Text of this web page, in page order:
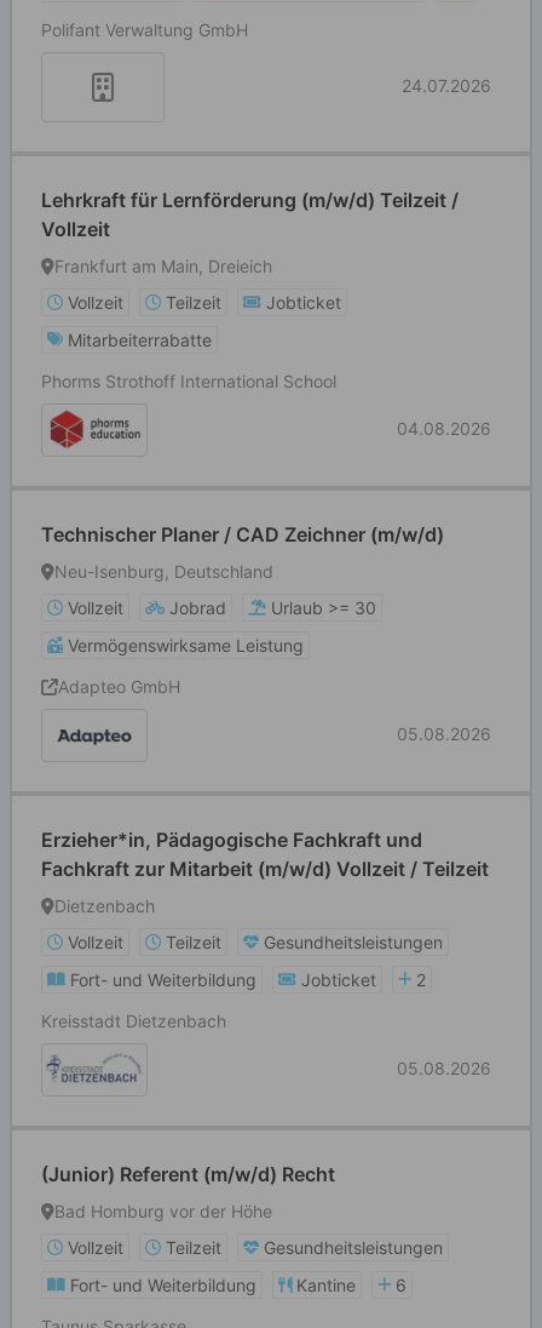
Polifant Verwaltung GmbH
24.07.2026
Lehrkraft für Lernförderung (m/w/d) Teilzeit /
Vollzeit
Frankfurt am Main, Dreieich
Vollzeit
Teilzeit
Jobticket
Mitarbeiterrabatte
Phorms Strothoff International School
04.08.2026
Technischer Planer / CAD Zeichner (m/w/d)
Neu-Isenburg, Deutschland
Vollzeit
Jobrad
Urlaub >= 30
Vermögenswirksame Leistung
Adapteo GmbH
05.08.2026
Erzieher*in, Pädagogische Fachkraft und
Fachkraft zur Mitarbeit (m/w/d) Vollzeit / Teilzeit
Dietzenbach
Vollzeit
Teilzeit
Gesundheitsleistungen
Fort- und Weiterbildung
Jobticket
2
Kreisstadt Dietzenbach
05.08.2026
(Junior) Referent (m/w/d) Recht
Bad Homburg vor der Höhe
Vollzeit
Teilzeit
Gesundheitsleistungen
Fort- und Weiterbildung
Kantine
6